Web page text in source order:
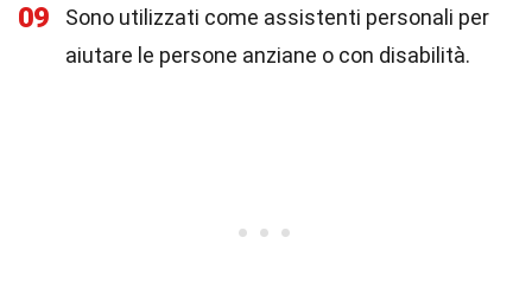
09
Sono utilizzati come assistenti personali per
aiutare le persone anziane o con disabilità.